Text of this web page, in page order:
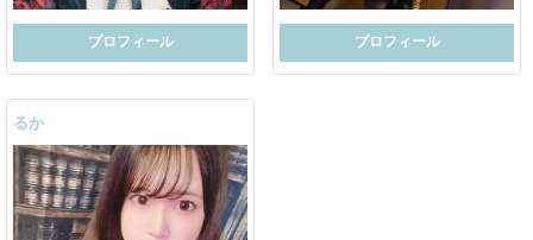
プロフィール プロフィール
るか